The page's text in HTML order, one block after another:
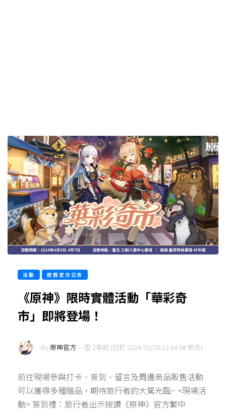
活動 遊戲官方公告
《原神》限時實體活動「華彩奇
市」即將登場！
By原神官方 - 2年前 (已於 2024/03/30 12:44:04 修改)
前往現場參與打卡、簽到、留言及周邊商品販售活動
可以獲得多種贈品，期待旅行者的大駕光臨~ <現場活
動> 簽到禮：旅行者出示按讚《原神》官方繁中